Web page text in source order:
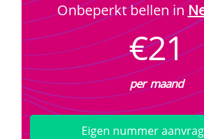
Onbeperkt bellen in
€21
per maand
Eigen nummer